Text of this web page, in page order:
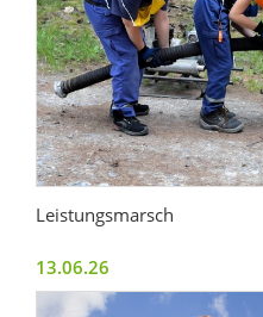
Leistungsmarsch
13.06.26